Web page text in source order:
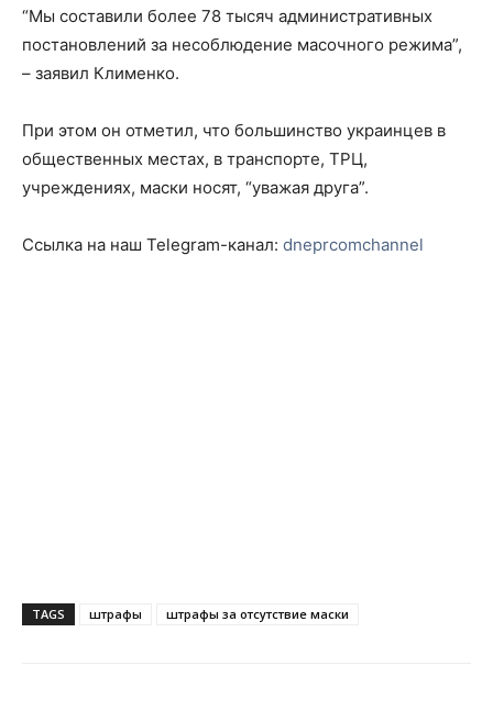
“Мы составили более 78 тысяч административных
постановлений за несоблюдение масочного режима”,
– заявил Клименко.
При этом он отметил, что большинство украинцев в
общественных местах, в транспорте, ТРЦ,
учреждениях, маски носят, “уважая друга”.
Ссылка на наш Telegram-канал: dneprcomchannel
TAGS штрафы штрафы за отсутствие маски